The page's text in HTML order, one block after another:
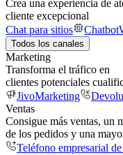
Crea una experiencia de
cliente excepcional
Chat para sitios
Chatbot
Todos los canales
Marketing
Transforma el tráfico en
clientes potenciales
JivoMarketing
Ventas
Consigue más ventas, un
de los pedidos y una
Teléfono empresarial